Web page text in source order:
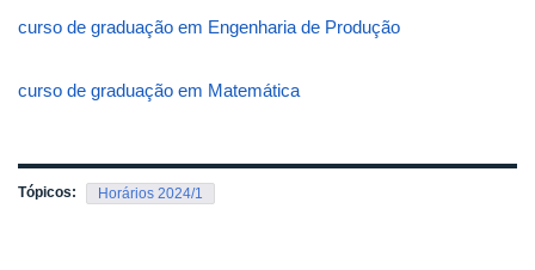
curso de graduação em Engenharia de Produção
curso de graduação em Matemática
Tópicos: Horários 2024/1